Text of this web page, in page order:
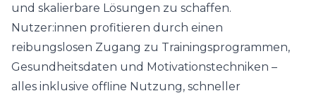
und skalierbare Lösungen zu schaffen.
Nutzer:innen profitieren durch einen
reibungslosen Zugang zu Trainingsprogrammen,
Gesundheitsdaten und Motivationstechniken –
alles inklusive offline Nutzung, schneller